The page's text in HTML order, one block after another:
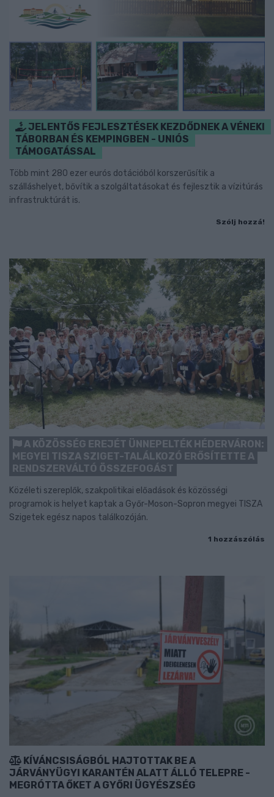
JELENTŐS FEJLESZTÉSEK KEZDŐDNEK A VÉNEKI
TÁBORBAN ÉS KEMPINGBEN - UNIÓS
TÁMOGATÁSSAL
Több mint 280 ezer eurós dotációból korszerűsítik a
szálláshelyet, bővítik a szolgáltatásokat és fejlesztik a vízitúrás
infrastruktúrát is.
Szólj hozzá!
A KÖZÖSSÉG EREJÉT ÜNNEPELTÉK HÉDERVÁRON:
MEGYEI TISZA SZIGET-TALÁLKOZÓ ERŐSÍTETTE A
RENDSZERVÁLTÓ ÖSSZEFOGÁST
Közéleti szereplők, szakpolitikai előadások és közösségi
programok is helyet kaptak a Győr-Moson-Sopron megyei TISZA
Szigetek egész napos találkozóján.
1 hozzászólás
KÍVÁNCSISÁGBÓL HAJTOTTAK BE A
JÁRVÁNYÜGYI KARANTÉN ALATT ÁLLÓ TELEPRE -
MEGRÓTTA ŐKET A GYŐRI ÜGYÉSZSÉG